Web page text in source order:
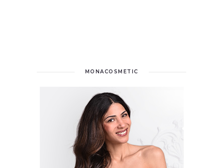
MONACOSMETIC